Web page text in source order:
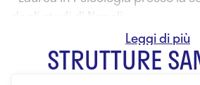
degli studi di Napoli
- Laurea magistrale in Psicologia
STRUTTURE